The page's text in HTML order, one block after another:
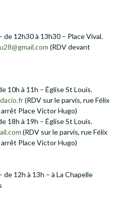
de 12h30 à 13h30 – Place Vival.
(RDV devant
10h à 11h – Église St Louis.
(RDV sur le parvis, rue Félix
Place Victor Hugo)
18h à 19h – Église St Louis.
(RDV sur le parvis, rue Félix
Place Victor Hugo)
12h à 13h – à La Chapelle